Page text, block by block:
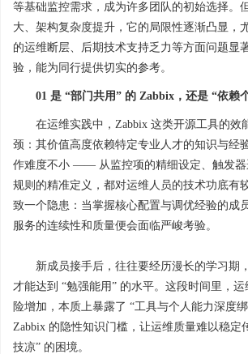
等基础监控需求，成为许多团队的初始选择。
大、架构复杂度提升，它的局限性逐渐凸显，
的运维断层、后期技术支持乏力等方面问题显
验，能为同行提供切实的参考。
01 是 “部门共用” 的 Zabbix，还是 “依赖
在运维实践中，Zabbix 这类开源工具的效
颈：其价值高度依赖特定专业人才的知识与经
作难度不小 —— 从监控项的精细设定、触发器
规则的精准定义，都对运维人员的技术功底有
致一个隐患：当掌握核心配置与调优经验的成
服务的连续性和质量便会面临严峻考验。
新成员接手后，往往要经历漫长的学习期
才能达到 “勉强能用” 的水平。这段时间里，
险增加，本质上暴露了 “工具与个人能力深度绑
Zabbix 的隐性知识门槛，让运维质量难以稳定
技凉” 的困境。